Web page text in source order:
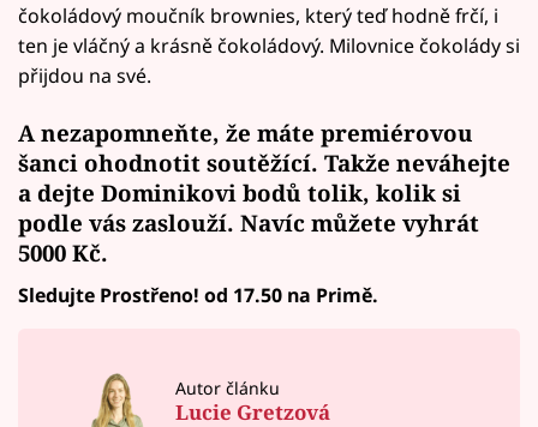
čokoládový moučník brownies, který teď hodně frčí, i
ten je vláčný a krásně čokoládový. Milovnice čokolády si
přijdou na své.
A nezapomneňte, že máte premiérovou
šanci ohodnotit soutěžící. Takže neváhejte
a dejte Dominikovi bodů tolik, kolik si
podle vás zaslouží. Navíc můžete vyhrát
5000 Kč.
Sledujte Prostřeno! od 17.50 na Primě.
Autor článku
Lucie Gretzová